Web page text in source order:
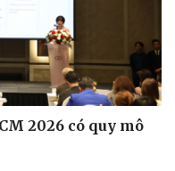
2026 có quy mô